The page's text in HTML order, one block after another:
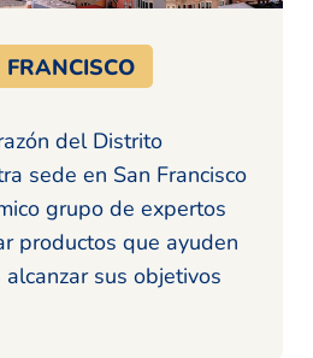
del Distrito
sede en San Francisco
grupo de expertos
productos que ayuden
sus objetivos